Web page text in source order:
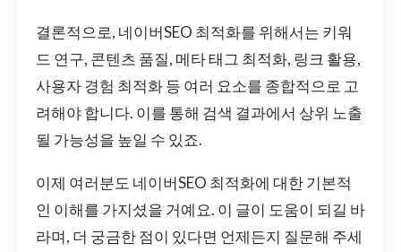
결론적으로, 네이버SEO 최적화를 위해서는 키워
드 연구, 콘텐츠 품질, 메타 태그 최적화, 링크 활용,
사용자 경험 최적화 등 여러 요소를 종합적으로 고
려해야 합니다. 이를 통해 검색 결과에서 상위 노출
될 가능성을 높일 수 있죠.
이제 여러분도 네이버SEO 최적화에 대한 기본적
인 이해를 가지셨을 거예요. 이 글이 도움이 되길 바
라며, 더 궁금한 점이 있다면 언제든지 질문해 주세